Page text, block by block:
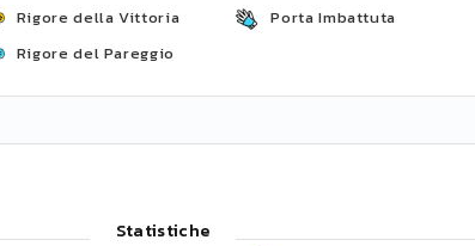
Rigore della Vittoria
Rigore del Pareggio
Porta Imbattuta
Statistiche